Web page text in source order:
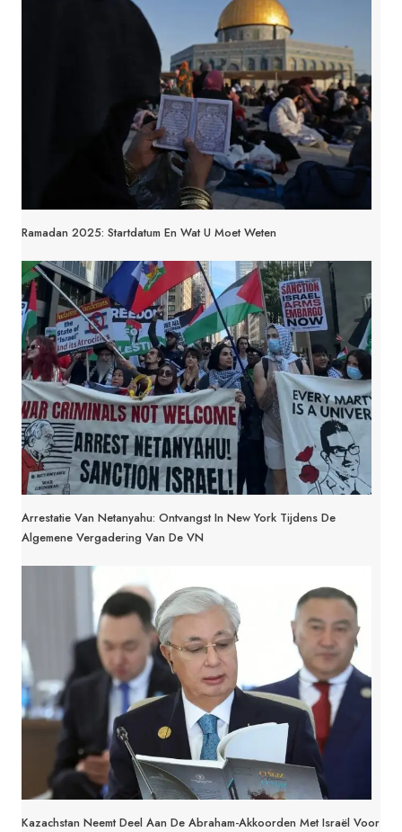
Ramadan 2025: Startdatum En Wat U Moet Weten
Arrestatie Van Netanyahu: Ontvangst In New York Tijdens De
Algemene Vergadering Van De VN
Kazachstan Neemt Deel Aan De Abraham-Akkoorden Met Israël Voor